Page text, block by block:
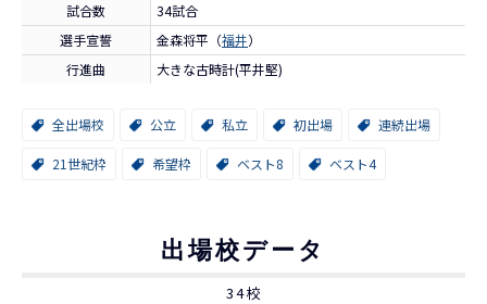
試合数
34試合
選手宣誓
金森将平（福井）
行進曲
大きな古時計(平井堅)
全出場校 公立 私立 初出場 連続出場
21世紀枠 希望枠 ベスト8 ベスト4
出場校データ
34校